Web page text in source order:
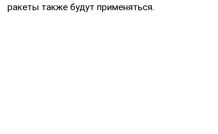
ракеты также будут применяться.